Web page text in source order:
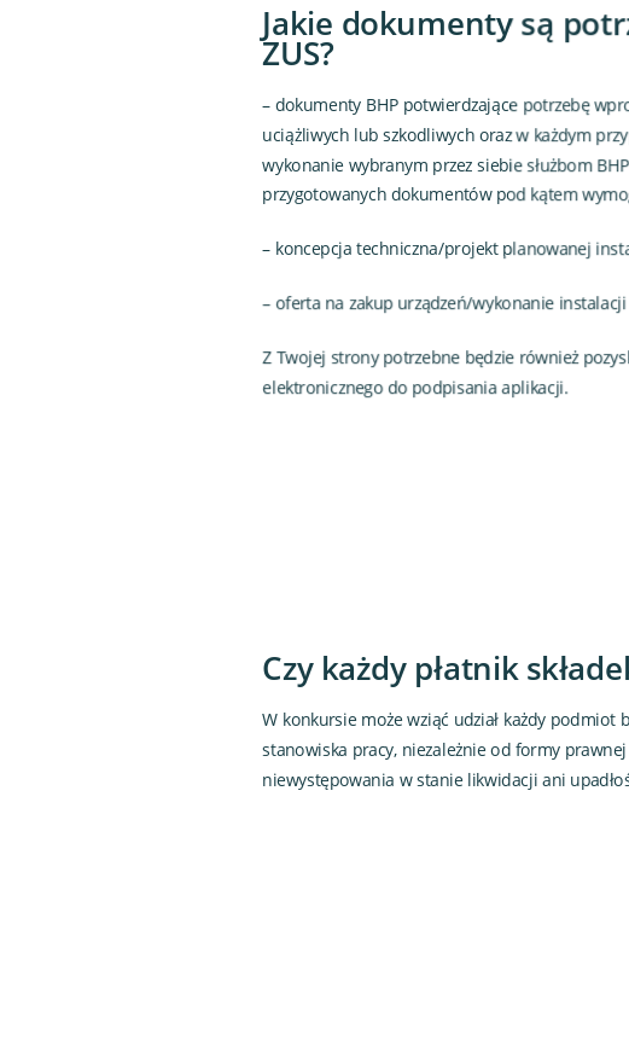
Jakie dokumenty są
ZUS?
– dokumenty BHP potwierdzające potrzebę
uciążliwych lub szkodliwych oraz w każdym
wykonanie wybranym przez siebie służbom
przygotowanych dokumentów pod kątem
– koncepcja techniczna/projekt planowanej
– oferta na zakup urządzeń/wykonanie
Z Twojej strony potrzebne będzie również
elektronicznego do podpisania aplikacji.
Czy każdy płatnik
W konkursie może wziąć udział każdy podmiot
stanowiska pracy, niezależnie od formy
niewystępowania w stanie likwidacji ani